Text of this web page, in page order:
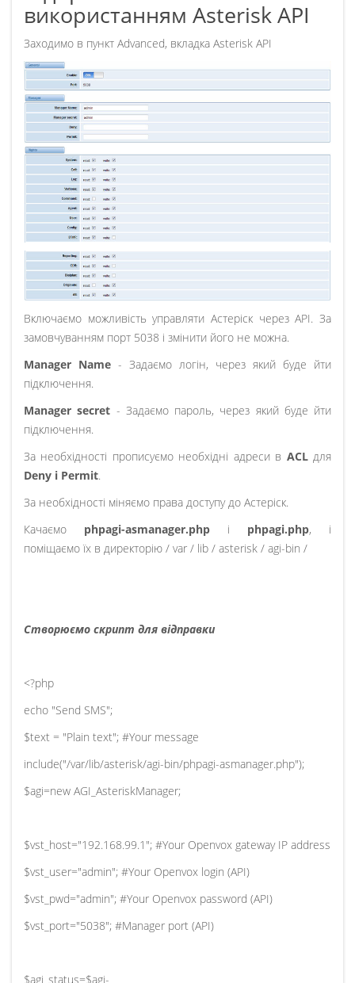
використанням Asterisk API
Заходимо в пункт Advanced, вкладка Asterisk API
Включаємо можливість управляти Астеріск через API. За
замовчуванням порт 5038 і змінити його не можна.
Manager Name - Задаємо логін, через який буде йти
підключення.
Manager secret - Задаємо пароль, через який буде йти
підключення.
За необхідності прописуємо необхідні адреси в ACLдля
Deny і Permit.
За необхідності міняємо права доступу до Астеріск.
Качаємо phpagi-asmanager.php і phpagi.php, і
поміщаємо їх в директорію / var / lib / asterisk / agi-bin /
Створюємо скрипт для відправки
<?php
echo "Send SMS";
$text = "Plain text"; #Your message
include("/var/lib/asterisk/agi-bin/phpagi-asmanager.php");
$agi=new AGI_AsteriskManager;
$vst_host="192.168.99.1"; #Your Openvox gateway IP address
$vst_user="admin"; #Your Openvox login (API)
$vst_pwd="admin"; #Your Openvox password (API)
$vst_port="5038"; #Manager port (API)
$agi_status=$agi-